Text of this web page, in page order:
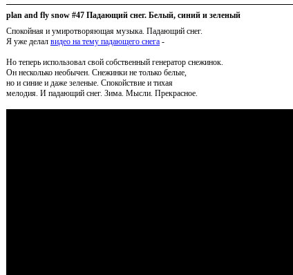
plan and fly snow #47 Падающий снег. Белый, синий и зеленый
Спокойная и умиротворяющая музыка. Падающий снег.
Я уже делал видео на тему падающего снега -
Но теперь использовал свой собственный генератор снежинок.
Он несколько необычен. Снежинки не только белые,
но и синие и даже зеленые. Спокойствие и тихая
мелодия. И падающий снег. Зима. Мысли. Прекрасное.